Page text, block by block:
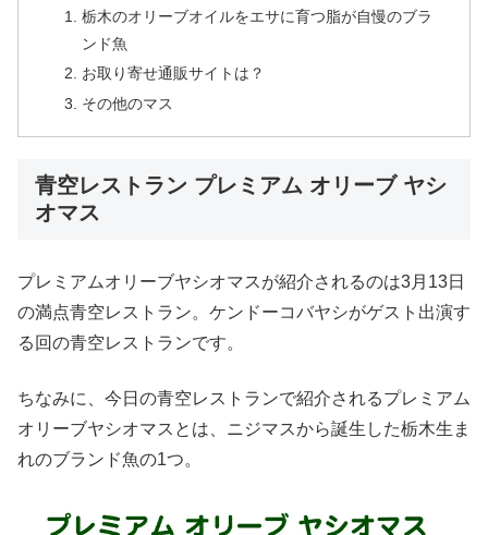
栃木のオリーブオイルをエサに育つ脂が自慢のブラ
ンド魚
お取り寄せ通販サイトは？
その他のマス
青空レストラン プレミアム オリーブ ヤシ
オマス
プレミアムオリーブヤシオマスが紹介されるのは3月13日
の満点青空レストラン。ケンドーコバヤシがゲスト出演す
る回の青空レストランです。
ちなみに、今日の青空レストランで紹介されるプレミアム
オリーブヤシオマスとは、ニジマスから誕生した栃木生ま
れのブランド魚の1つ。